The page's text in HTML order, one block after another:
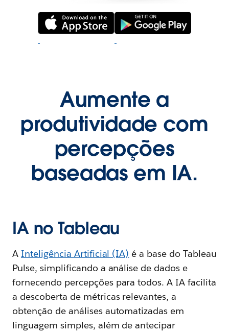
Aumente a
produtividade com
percepções
baseadas em IA.
IA no Tableau
A Inteligência Artificial (IA) é a base do Tableau
Pulse, simplificando a análise de dados e
fornecendo percepções para todos. A IA facilita
a descoberta de métricas relevantes, a
obtenção de análises automatizadas em
linguagem simples, além de antecipar